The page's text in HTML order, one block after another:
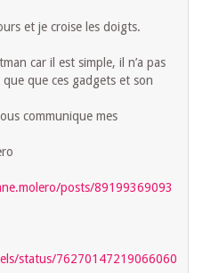
et je croise les doigts.
car il est simple, il n’a pas
que ces gadgets et son
communique mes
posts/89199369093
status/76270147219066060